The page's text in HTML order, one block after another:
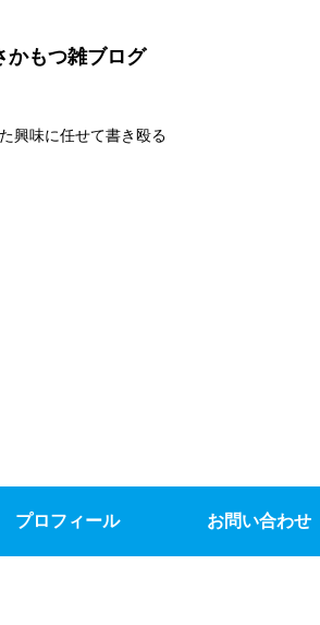
かもつ雑ブログ
興味に任せて書き殴る
プロフィール お問い合わせ